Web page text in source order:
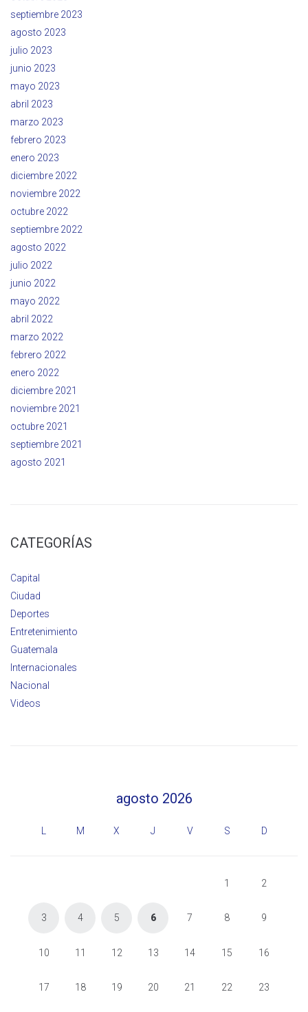
septiembre 2023
agosto 2023
julio 2023
junio 2023
mayo 2023
abril 2023
marzo 2023
febrero 2023
enero 2023
diciembre 2022
noviembre 2022
octubre 2022
septiembre 2022
agosto 2022
julio 2022
junio 2022
mayo 2022
abril 2022
marzo 2022
febrero 2022
enero 2022
diciembre 2021
noviembre 2021
octubre 2021
septiembre 2021
agosto 2021
CATEGORÍAS
Capital
Ciudad
Deportes
Entretenimiento
Guatemala
Internacionales
Nacional
Videos
agosto 2026
M X J V S D
1 2
3 4 5 6 7 8 9
10 11 12 13 14 15 16
17 18 19 20 21 22 23